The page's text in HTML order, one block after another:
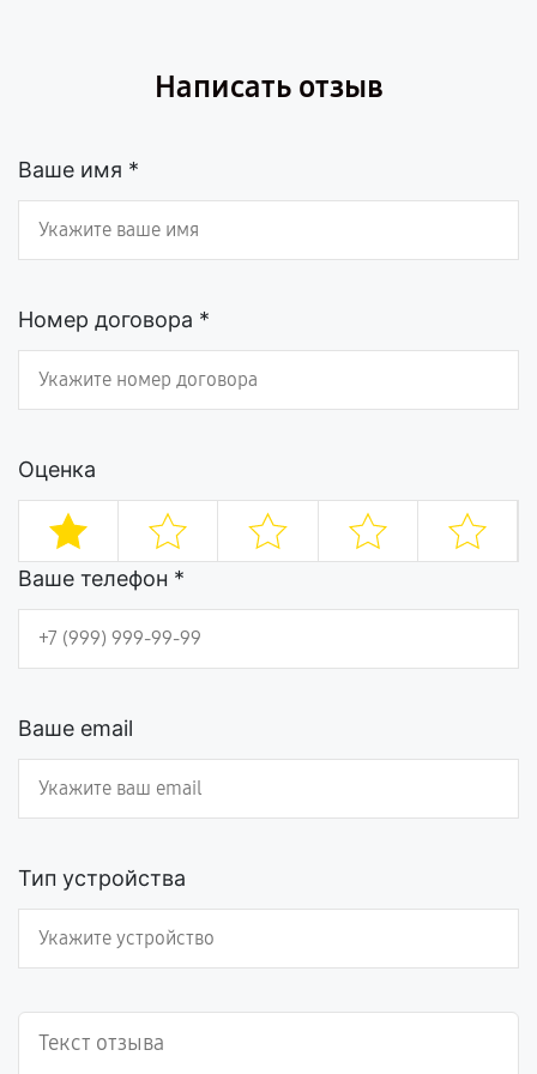
Написать отзыв
Ваше имя *
Номер договора *
Оценка
Ваше телефон *
Ваше email
Тип устройства